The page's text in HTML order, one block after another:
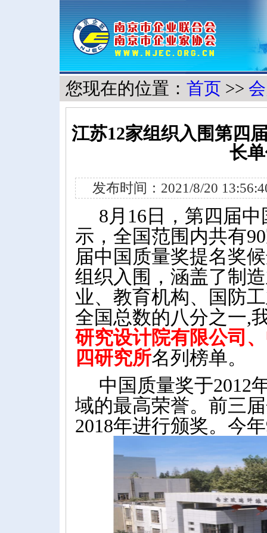
您现在的位置： 首页 >>
江苏12家组织入围第四
长
发布时间：2021/8/20
8月 16 日，第四届
示，全国范围内共有90
届中国质量奖提名奖
组织入围，涵盖了制
业、教育机构、国防
全国总数的八分之一,
研究设计院有限公司
四研究所名列榜单。
中国质量奖于2012
域的最高荣誉。前三
2018年进行颁奖。今年